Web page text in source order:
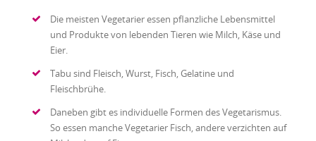
Die meisten Vegetarier essen pflanzliche Lebensmittel
und Produkte von lebenden Tieren wie Milch, Käse und
Eier.
Tabu sind Fleisch, Wurst, Fisch, Gelatine und
Fleischbrühe.
Daneben gibt es individuelle Formen des Vegetarismus.
So essen manche Vegetarier Fisch, andere verzichten auf